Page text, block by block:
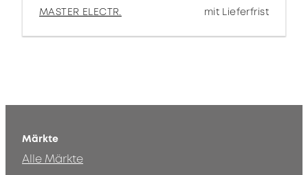
MASTER ELECTR.
mit Lieferfrist
Märkte
Alle Märkte